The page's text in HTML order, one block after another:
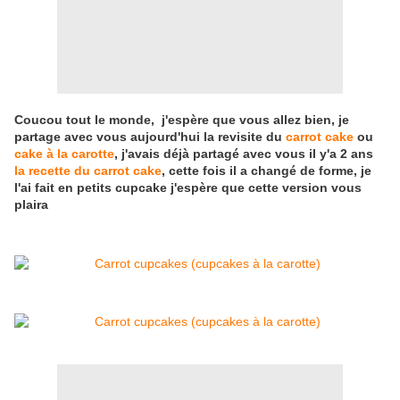
Coucou tout le monde, j'espère que vous allez bien, je
partage avec vous aujourd'hui la revisite du carrot cake ou
cake à la carotte, j'avais déjà partagé avec vous il y'a 2 ans
la recette du carrot cake, cette fois il a changé de forme, je
l'ai fait en petits cupcake j'espère que cette version vous
plaira